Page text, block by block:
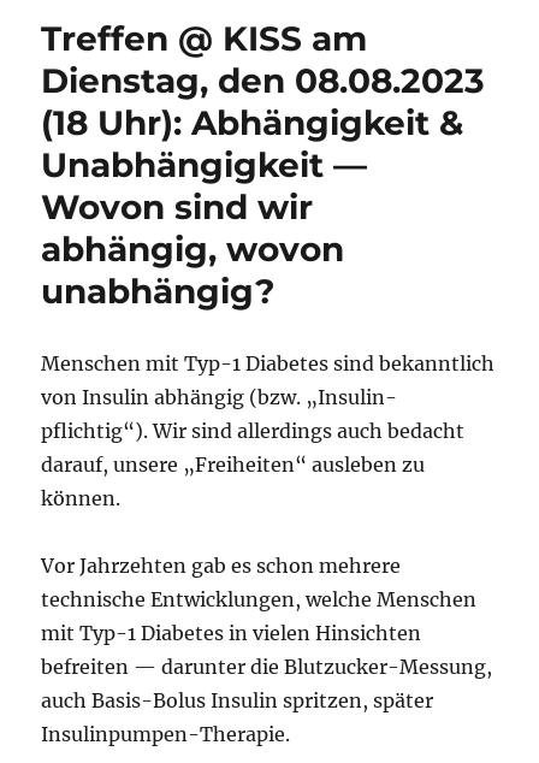
Treffen @ KISS am
Dienstag, den 08.08.2023
(18 Uhr): Abhängigkeit &
Unabhängigkeit —
Wovon sind wir
abhängig, wovon
unabhängig?
Menschen mit Typ-1 Diabetes sind bekanntlich
von Insulin abhängig (bzw. „Insulin-
pflichtig“). Wir sind allerdings auch bedacht
darauf, unsere „Freiheiten“ ausleben zu
können.
Vor Jahrzehten gab es schon mehrere
technische Entwicklungen, welche Menschen
mit Typ-1 Diabetes in vielen Hinsichten
befreiten — darunter die Blutzucker-Messung,
auch Basis-Bolus Insulin spritzen, später
Insulinpumpen-Therapie.